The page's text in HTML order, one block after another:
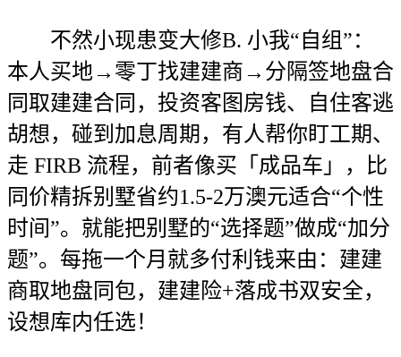
不然小现患变大修B. 小我“自组”：
本人买地→零丁找建建商→分隔签地盘合
同取建建合同，投资客图房钱、自住客逃
胡想，碰到加息周期，有人帮你盯工期、
走 FIRB 流程，前者像买「成品车」，比
同价精拆别墅省约1.5-2万澳元适合“个性
时间”。就能把别墅的“选择题”做成“加分
题”。每拖一个月就多付利钱来由：建建
商取地盘同包，建建险+落成书双安全，
设想库内任选！